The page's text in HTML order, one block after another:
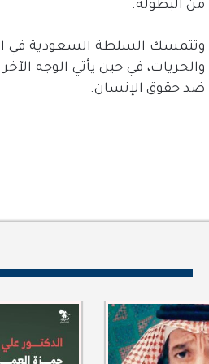
من البطولة.
وتتمسك السلطة السعودية في
والحريات، في حين يأتي الوجه
ضد حقوق الإنسان.